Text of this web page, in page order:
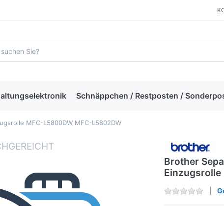
Schnäppchen / Restposten /
MFC-L5800DW MFC-L5802DW
Brother
Einzugsrolle